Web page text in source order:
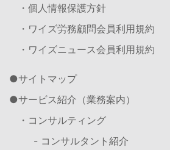
・個人情報保護方針
・ワイズ労務顧問会員利用規約
・ワイズニュース会員利用規約
サイトマップ
サービス紹介（業務案内）
・コンサルティング
- コンサルタント紹介